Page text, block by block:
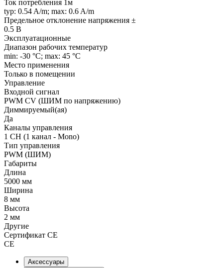
Ток потребления 1м
typ: 0.54 A/m; max: 0.6 A/m
Предельное отклонение напряжения ±
0.5 В
Эксплуатационные
Диапазон рабочих температур
min: -30 °C; max: 45 °C
Место применения
Только в помещении
Управление
Входной сигнал
PWM СV (ШИМ по напряжению)
Диммируемый(ая)
Да
Каналы управления
1 CH (1 канал - Mono)
Тип управления
PWM (ШИМ)
Габариты
Длина
5000 мм
Ширина
8 мм
Высота
2 мм
Другие
Сертификат CE
CE
Аксессуары